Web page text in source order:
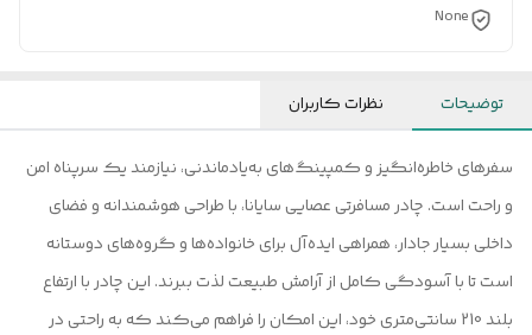
None
توضیحات نظرات کاربران
سفرهای خاطره‌انگیز و کمپینگ‌های به‌یادماندنی، نیازمند یک سرپناه امن
و راحت است. چادر مسافرتی عصایی سایانا، با طراحی هوشمندانه و فضای
داخلی بسیار جادار، همراهی ایده‌آل برای خانواده‌ها و گروه‌های دوستانه
است تا با آسودگی کامل از آرامش طبیعت لذت ببرند. این چادر با ارتفاع
بلند 210 سانتی‌متری خود، این امکان را فراهم می‌کند که به راحتی در